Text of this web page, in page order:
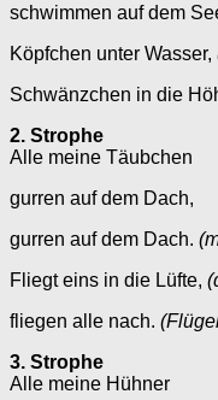
schwimmen auf dem
Köpfchen unter Wasser,
Schwänzchen in die
2. Strophe
Alle meine Täubchen
gurren auf dem Dach,
gurren auf dem Dach.
Fliegt eins in die Lüfte,
fliegen alle nach.
3. Strophe
Alle meine Hühner